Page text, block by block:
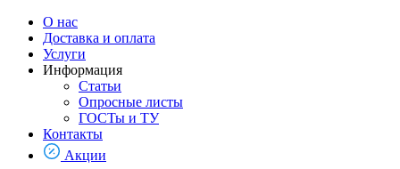
О нас
Доставка и оплата
Услуги
Информация
Статьи
Опросные листы
ГОСТы и ТУ
Контакты
Акции